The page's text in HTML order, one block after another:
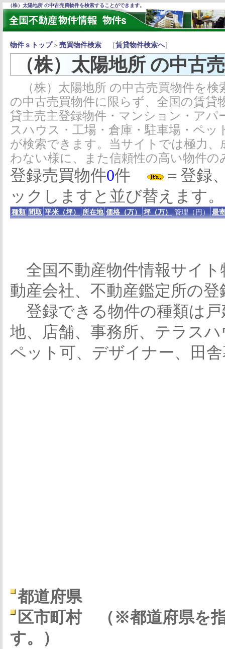
（株）太陽地所 の中古売買物件を検索することができます。
物件ｓトップ＞ 売買物件検索 ［賃貸物件検索へ］
（株）太陽地所 の中古
（株）太陽地所 の中古売買物件を
の中古売買物件に限らず、全国の賃貸
貸主売主登録物件・マンション・アパ
スハウス・工場・倉庫・駐車場・ペ
が検索できます。当サイトでは極力
わない様に、また信頼性の高い物件
登録売買物件0件
＝登録
ックしますと並び替えます。
種類 間取 平米（坪） 所在地 価格（万） 坪（万） 管理（円） 最
全国不動産物件情報サイト
動産会社、不動産鑑定所の
登録できる物件の種類は
地、店舗、事務所、テラス
ペット可、デザイナー、田
都道府県
区市町村
（※都道府県を
す。）